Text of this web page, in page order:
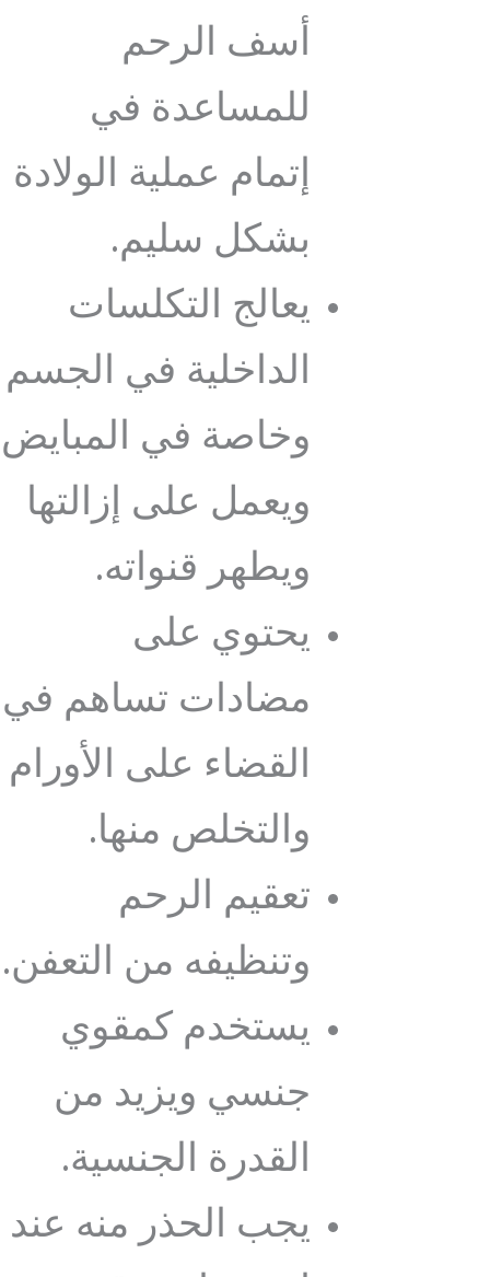
أسف الرحم
للمساعدة في
إتمام عملية الولادة
بشكل سليم.
يعالج التكلسات
الداخلية في الجسم
وخاصة في المبايض
ويعمل على إزالتها
ويطهر قنواته.
يحتوي على
مضادات تساهم في
القضاء على الأورام
والتخلص منها.
تعقيم الرحم
وتنظيفه من التعفن.
يستخدم كمقوي
جنسي ويزيد من
القدرة الجنسية.
يجب الحذر منه عند